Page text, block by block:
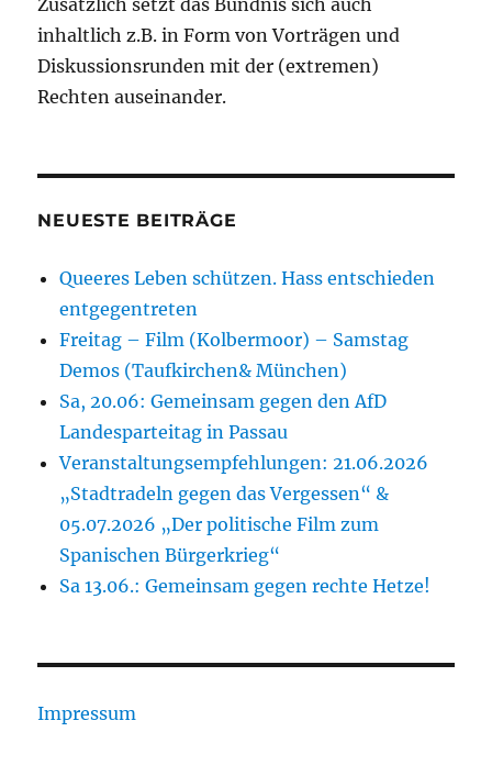
inhaltlich z.B. in Form von Vorträgen und
Diskussionsrunden mit der (extremen)
Rechten auseinander.
NEUESTE BEITRÄGE
Queeres Leben schützen. Hass entschieden
entgegentreten
Freitag – Film (Kolbermoor) – Samstag
Demos (Taufkirchen& München)
Sa, 20.06: Gemeinsam gegen den AfD
Landesparteitag in Passau
Veranstaltungsempfehlungen: 21.06.2026
„Stadtradeln gegen das Vergessen“ &
05.07.2026 „Der politische Film zum
Spanischen Bürgerkrieg“
Sa 13.06.: Gemeinsam gegen rechte Hetze!
Impressum